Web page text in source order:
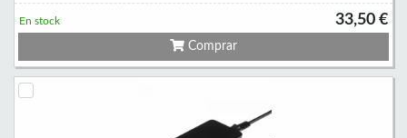
33,50 €
En stock
Comprar